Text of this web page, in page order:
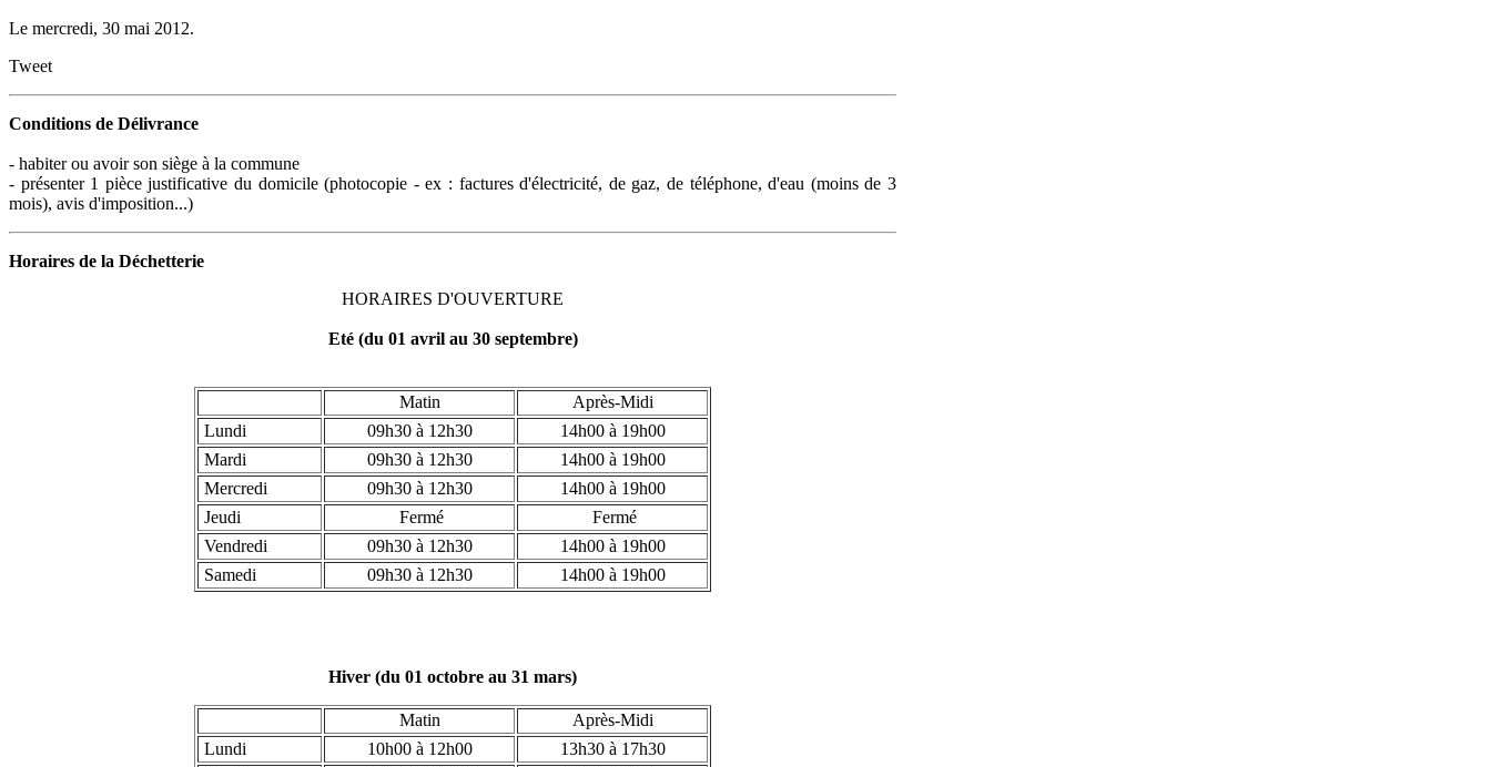
Le mercredi, 30 mai 2012.
Tweet
Conditions de Délivrance
- habiter ou avoir son siège à la commune
- présenter 1 pièce justificative du domicile (photocopie - ex : factures d'électricité, de gaz, de téléphone, d'eau (moins de 3
mois), avis d'imposition...)
Horaires de la Déchetterie
HORAIRES D'OUVERTURE
Eté (du 01 avril au 30 septembre)
Matin
Après-Midi
Lundi
09h30 à 12h30
14h00 à 19h00
Mardi
09h30 à 12h30
14h00 à 19h00
Mercredi
09h30 à 12h30
14h00 à 19h00
Jeudi
Fermé
Fermé
Vendredi
09h30 à 12h30
14h00 à 19h00
Samedi
09h30 à 12h30 14h00 à 19h00
Hiver (du 01 octobre au 31 mars)
Matin
Après-Midi
Lundi
10h00 à 12h00
13h30 à 17h30